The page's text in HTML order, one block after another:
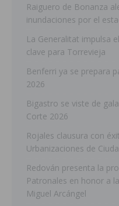
Raiguero de Bonanza
inundaciones por el
La Generalitat impulsa
clave para Torrevieja
Benferri ya se prepara
2026
Bigastro se viste de
Corte 2026
Rojales clausura con
Urbanizaciones de
Redován presenta la
Patronales en honor a
Miguel Arcángel